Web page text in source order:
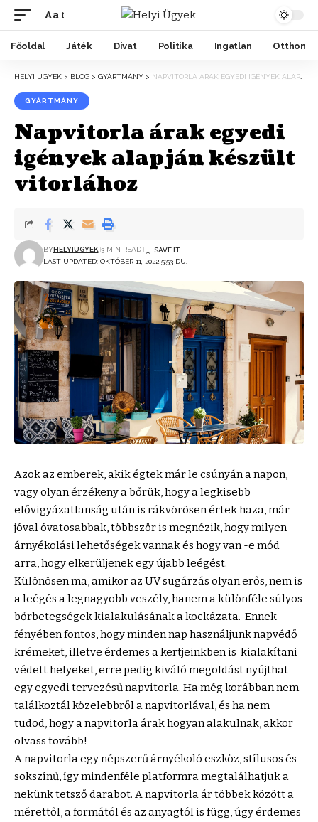
Aa
Főoldal Játék Divat Politika Ingatlan Otthon
HELYI ÜGYEK > BLOG > GYÁRTMÁNY > NAPVITORLA ÁRAK EGYEDI IGÉNYEK ALAPJÁN KÉSZÜLT VITORLÁHOZ
GYÁRTMÁNY
Napvitorla árak egyedi
igények alapján készült
vitorlához
LAST UPDATED: OKTÓBER 11, 2022 5:53 DU.
BYHELYIUGYEK 3 MIN READ
Azok az emberek, akik égtek már le csúnyán a napon,
vagy olyan érzékeny a bőrük, hogy a legkisebb
elővigyázatlanság után is rákvörösen értek haza, már
jóval óvatosabbak, többször is megnézik, hogy milyen
árnyékolási lehetőségek vannak és hogy van -e mód
arra, hogy elkerüljenek egy újabb leégést.
Különösen ma, amikor az UV sugárzás olyan erős, nem is
a leégés a legnagyobb veszély, hanem a különféle súlyos
bőrbetegségek kialakulásának a kockázata. Ennek
fényében fontos, hogy minden nap használjunk napvédő
krémeket, illetve érdemes a kertjeinkben is kialakítani
védett helyeket, erre pedig kiváló megoldást nyújthat
egy egyedi tervezésű napvitorla. Ha még korábban nem
találkoztál közelebbről a napvitorlával, és ha nem
tudod, hogy a napvitorla árakhogyan alakulnak, akkor
olvass tovább!
A napvitorla egy népszerű árnyékoló eszköz, stílusos és
sokszínű, így mindenféle platformra megtalálhatjuk a
nekünk tetsző darabot. A napvitorla ár többek között a
mérettől, a formától és az anyagtól is függ, úgy érdemes